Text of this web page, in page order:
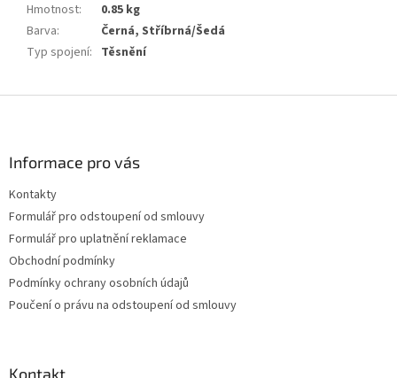
Hmotnost:
0.85 kg
Barva:
Černá, Stříbrná/Šedá
Typ spojení: Těsnění
Informace pro vás
Kontakty
Formulář pro odstoupení od smlouvy
Formulář pro uplatnění reklamace
Obchodní podmínky
Podmínky ochrany osobních údajů
Poučení o právu na odstoupení od smlouvy
Kontakt